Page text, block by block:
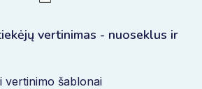
vertinimas - nuoseklus ir
vertinimo šablonai